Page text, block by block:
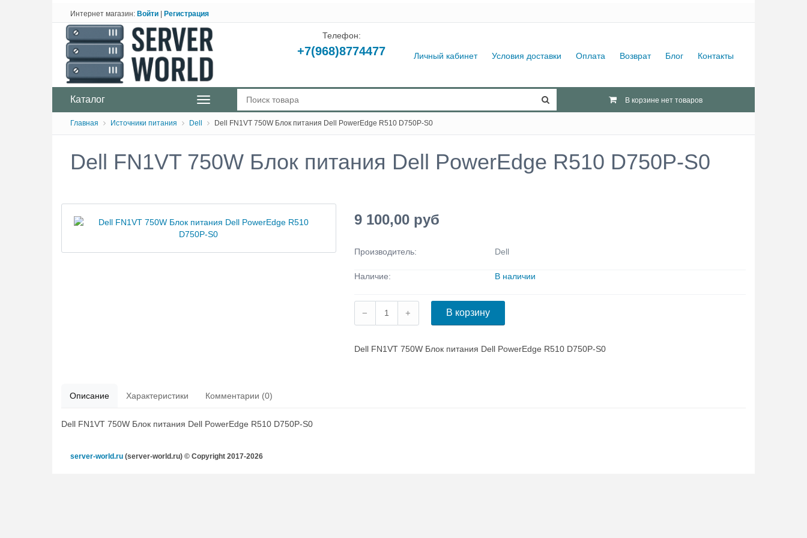
Интернет магазин: Войти Регистрация
Личный кабинет Условия доставки Оплата Возврат Блог Контакты
Телефон:
+7(968)8774477
Каталог В корзине нет товаров
Главная Источники питания Dell Dell FN1VT 750W Блок питания Dell PowerEdge R510 D750P-S0
Dell FN1VT 750W Блок питания Dell PowerEdge R510 D750P-S0
9 100,00 руб
Производитель: Dell
Наличие: В наличии
Dell FN1VT 750W Блок питания Dell PowerEdge R510 D750P-S0
Описание Характеристики Комментарии (0)
Dell FN1VT 750W Блок питания Dell PowerEdge R510 D750P-S0
server-world.ru (server-world.ru) © Copyright 2017-2026